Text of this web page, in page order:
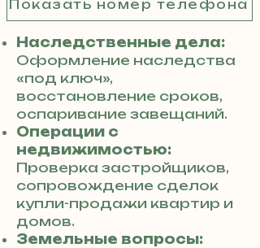
Показать номер телефона
Наследственные дела:
Оформление наследства
«под ключ»,
восстановление сроков,
оспаривание завещаний.
Операции с
недвижимостью:
Проверка застройщиков,
сопровождение сделок
купли-продажи квартир и
домов.
Земельные вопросы: